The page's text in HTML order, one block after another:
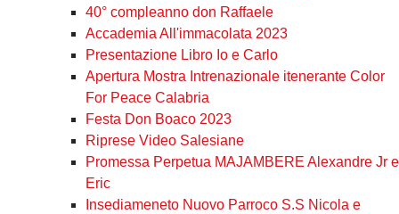
40° compleanno don Raffaele
Accademia All'immacolata 2023
Presentazione Libro Io e Carlo
Apertura Mostra Intrenazionale itenerante Color
For Peace Calabria
Festa Don Boaco 2023
Riprese Video Salesiane
Promessa Perpetua MAJAMBERE Alexandre Jr e
Eric
Insediameneto Nuovo Parroco S.S Nicola e